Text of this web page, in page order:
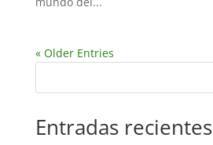
« Older Entries
Entradas recientes